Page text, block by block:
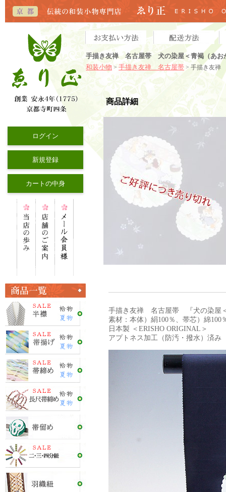
手描き友禅 名古屋帯 犬の染屋＜青褐（あお
和装小物 > 手描き友禅 名古屋帯 > 手描き友禅
ログイン
新規登録
カートの中身
商品詳細
手描き友禅 名古屋帯 『犬の染屋
素材：本体）絹100％、帯芯）綿100
日本製 ＜ERISHO ORIGINAL＞
アプトネス加工（防汚・撥水）済み